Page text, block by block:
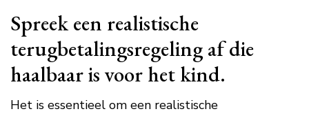
Spreek een realistische
terugbetalingsregeling af die
haalbaar is voor het kind.
Het is essentieel om een realistische